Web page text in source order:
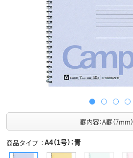
罫内容：A罫（7mm）
商品タイプ A4（1号）：青